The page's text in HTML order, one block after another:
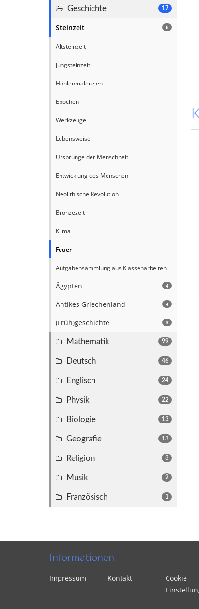
17
Geschichte
6
Steinzeit
Altsteinzeit
Jungsteinzeit
Höhlenmalereien
Epochen
Werkzeuge
Lebensweise
Ursprünge der Menschheit
Entwicklung des Menschen
Neolithische Revolution
Bronzezeit
Klima
Feuer
Aufgabensammlung aus Klassenarbeiten
4
Ägypten
4
Antikes Griechenland
3
(Früh)geschichte
99
Mathematik
46
Deutsch
24
Englisch
22
Physik
13
Biologie
13
Geografie
3
Religion
2
Musik
1
Französisch
Informationen
Impressum Kontakt
Cookie-